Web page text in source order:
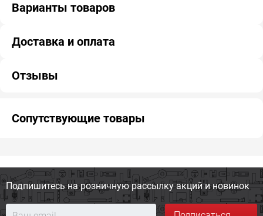
Варианты товаров
Доставка и оплата
Отзывы
Сопутствующие товары
Подпишитесь на розничную рассылку акций и новинок